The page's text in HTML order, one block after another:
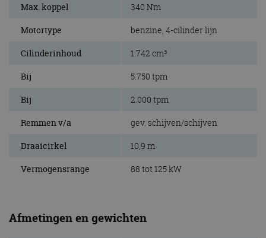
Max. koppel 340 Nm
Motortype benzine, 4-cilinder lijn
Cilinderinhoud 1.742 cm³
Bij 5.750 tpm
Bij 2.000 tpm
Remmen v/a gev. schijven/schijven
Draaicirkel 10,9 m
Vermogensrange 88 tot 125 kW
Afmetingen en gewichten